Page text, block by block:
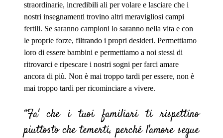
straordinarie, incredibili ali per volare e lasciare che i
nostri insegnamenti trovino altri meravigliosi campi
fertili. Se saranno campioni lo saranno nella vita e con
le proprie forze, filtrando i propri desideri. Permettiamo
loro di essere bambini e permettiamo a noi stessi di
ritrovarci e ripescare i nostri sogni per farci amare
ancora di più. Non è mai troppo tardi per essere, non è
mai troppo tardi per ricominciare a vivere.
“Fa' che i tuoi familiari ti rispettino
piuttosto che temerti, perché l'amore segue